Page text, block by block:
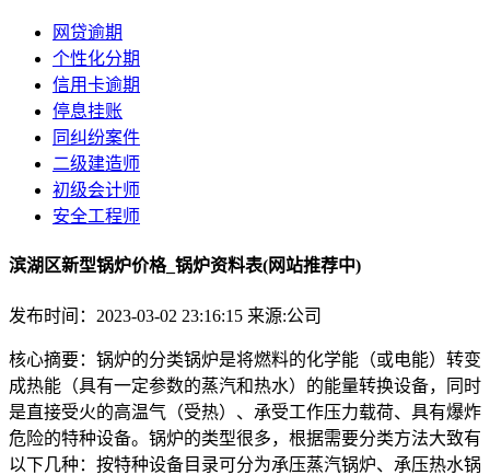
网贷逾期
个性化分期
信用卡逾期
停息挂账
同纠纷案件
二级建造师
初级会计师
安全工程师
滨湖区新型锅炉价格_锅炉资料表(网站推荐中)
发布时间：2023-03-02 23:16:15 来源:公司
核心摘要：锅炉的分类锅炉是将燃料的化学能（或电能）转变
成热能（具有一定参数的蒸汽和热水）的能量转换设备，同时
是直接受火的高温气（受热）、承受工作压力载荷、具有爆炸
危险的特种设备。锅炉的类型很多，根据需要分类方法大致有
以下几种：按特种设备目录可分为承压蒸汽锅炉、承压热水锅